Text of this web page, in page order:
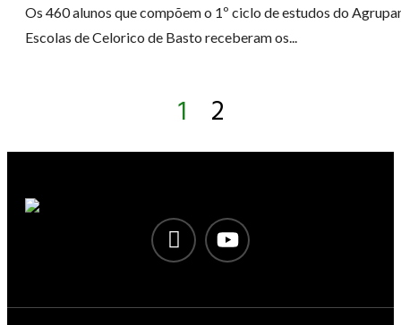
Os 460 alunos que compõem o 1º ciclo de estudos do
Escolas de Celorico de Basto receberam os...
1 2